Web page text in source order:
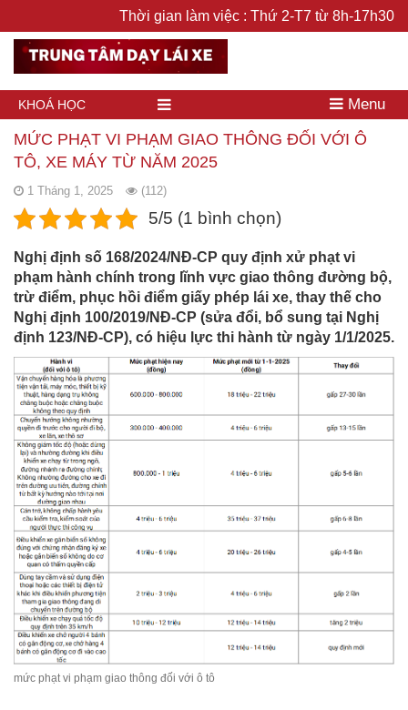
Thời gian làm việc : Thứ 2-T7 từ 8h-17h30
KHOÁ HỌC Menu
MỨC PHẠT VI PHẠM GIAO THÔNG ĐỐI VỚI Ô
TÔ, XE MÁY TỪ NĂM 2025
1 Tháng 1, 2025 (112)
5/5 (1 bình chọn)
Nghị định số 168/2024/NĐ-CP quy định xử phạt vi
phạm hành chính trong lĩnh vực giao thông đường bộ,
trừ điểm, phục hồi điểm giấy phép lái xe, thay thế cho
Nghị định 100/2019/NĐ-CP (sửa đổi, bổ sung tại Nghị
định 123/NĐ-CP), có hiệu lực thi hành từ ngày 1/1/2025.
mức phạt vi phạm giao thông đối với ô tô